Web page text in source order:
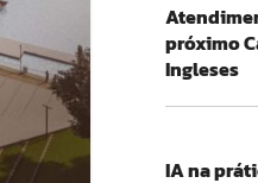
próximo
Ingleses
IA na